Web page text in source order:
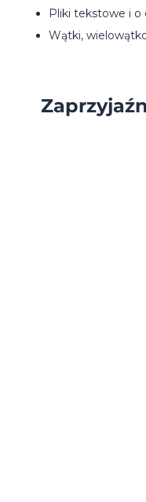
Pliki tekstowe i
Wątki,